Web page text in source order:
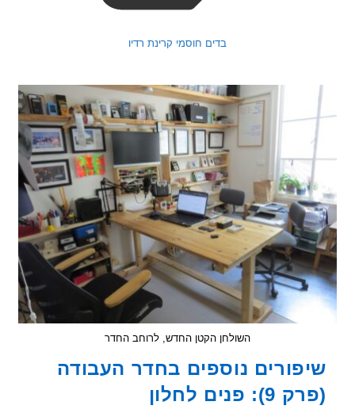
בדים חוסמי קרינת רדיו
השולחן הקטן החדש, לרוחב החדר
נוספים בחדר העבודה
פנים לחלון